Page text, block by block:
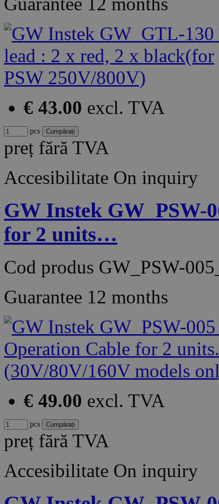
€ 43.00 excl. TVA
pcs
preț fără TVA
Accesibilitate On inquiry
GW Instek GW_PSW-
for 2 units…
Cod produs GW_PSW-
Guarantee 12 months
€ 49.00 excl. TVA
pcs
preț fără TVA
Accesibilitate On inquiry